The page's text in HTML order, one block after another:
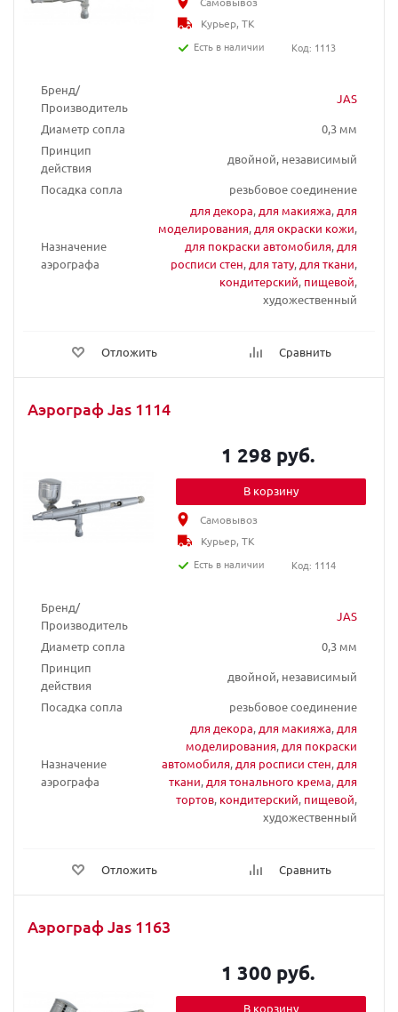
Бренд/
Производитель
JAS
Диаметр сопла
0,3 мм
Принцип
действия
двойной, независимый
Посадка сопла
резьбовое соединение
Назначение
аэрографа
для декора, для макияжа, для
моделирования, для окраски кожи,
для покраски автомобиля, для
росписи стен, для тату, для ткани,
кондитерский, пищевой,
художественный
Отложить Сравнить
Курьер, ТК
Есть в наличии
Код: 1113
Аэрограф Jas 1114
Бренд/
Производитель
JAS
Диаметр сопла
0,3 мм
Принцип
действия
двойной, независимый
Посадка сопла
резьбовое соединение
Назначение
аэрографа
для декора, для макияжа, для
моделирования, для покраски
автомобиля, для росписи стен, для
ткани, для тонального крема, для
тортов, кондитерский, пищевой,
художественный
Отложить Сравнить
1 298 руб.
В корзину
Самовывоз
Курьер, ТК
Есть в наличии
Код: 1114
Аэрограф Jas 1163
1 300 руб.
В корзину